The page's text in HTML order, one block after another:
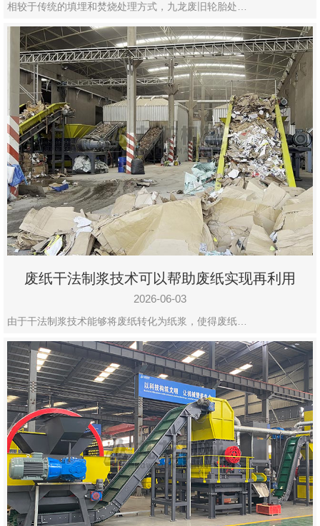
相较于传统的填埋和焚烧处理方式，九龙废旧轮胎处…
废纸干法制浆技术可以帮助废纸实现再利用
2026-06-03
由于干法制浆技术能够将废纸转化为纸浆，使得废纸…